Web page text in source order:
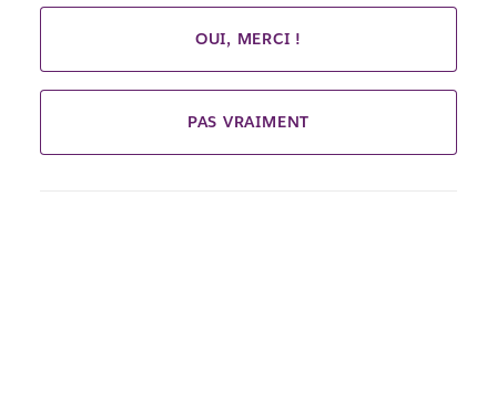
OUI, MERCI !
PAS VRAIMENT